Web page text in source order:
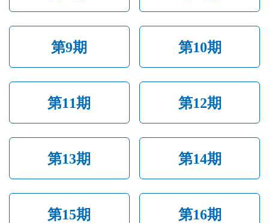
第9期 第10期
第11期 第12期
第13期 第14期
第15期 第16期